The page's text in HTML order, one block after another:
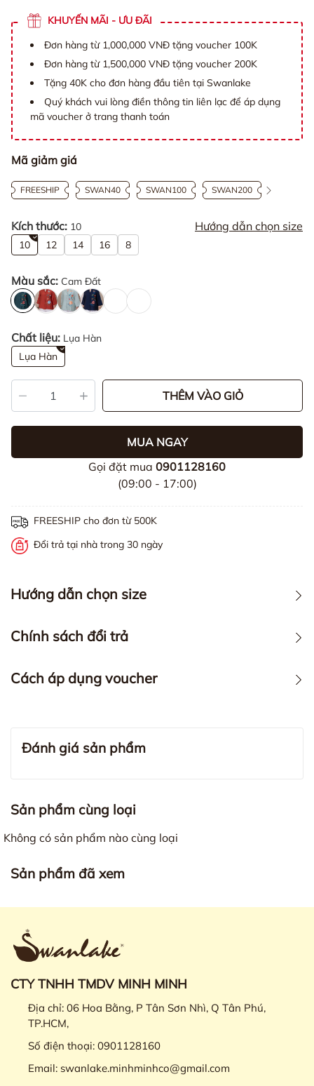
KHUYẾN MÃI - ƯU ĐÃI
Đơn hàng từ 1,000,000 VNĐ tặng voucher 100K
Đơn hàng từ 1,500,000 VNĐ tặng voucher 200K
Tặng 40K cho đơn hàng đầu tiên tại Swanlake
Quý khách vui lòng điền thông tin liên lạc để áp dụng
mã voucher ở trang thanh toán
Mã giảm giá
FREESHIP SWAN40 SWAN100 SWAN200
Kích thước: 10 Hướng dẫn chọn size
10 12 14 16 8
Màu sắc: Cam Đất
Chất liệu: Lụa Hàn
Lụa Hàn
THÊM VÀO GIỎ
MUA NGAY
Gọi đặt mua 0901128160
(09:00 - 17:00)
FREESHIP cho đơn từ 500K
Đổi trả tại nhà trong 30 ngày
Hướng dẫn chọn size
Chính sách đổi trả
Cách áp dụng voucher
Đánh giá sản phẩm
Sản phẩm cùng loại
Không có sản phẩm nào cùng loại
Sản phẩm đã xem
CTY TNHH TMDV MINH MINH
Địa chỉ: 06 Hoa Bằng, P Tân Sơn Nhì, Q Tân Phú,
TP.HCM,
Số điện thoại: 0901128160
Email: swanlake.minhminhco@gmail.com